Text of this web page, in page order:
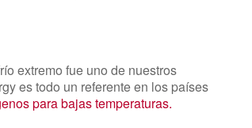
extremo fue uno de nuestros
es todo un referente en los países
para bajas temperaturas.